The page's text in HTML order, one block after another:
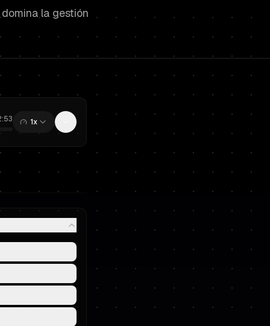
la gestión
1x